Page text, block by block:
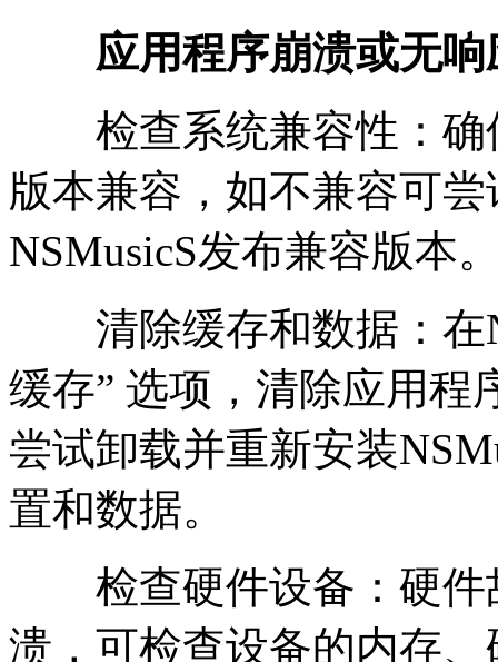
应用程序崩溃或无响
检查系统兼容性：确
版本兼容，如不兼容可
NSMusicS发布兼容版本
清除缓存和数据：在
缓存” 选项，清除应用程
尝试卸载并重新安装
置和数据。
检查硬件设备：硬件
溃，可检查设备的内存